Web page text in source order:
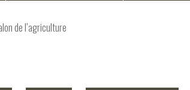
de l’agriculture